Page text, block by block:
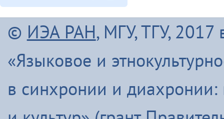
© ИЭА РАН, МГУ, ТГУ, 2017
«Языковое и
в синхронии и диахронии: